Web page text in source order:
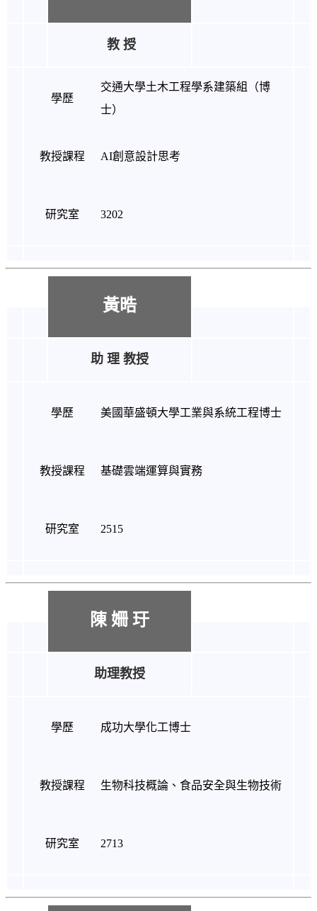
教 授
學歷
交通大學土木工程學系建築組（博
士）
教授課程 AI創意設計思考
研究室 3202
黃晧
助 理 教授
學歷 美國華盛頓大學工業與系統工程博士
教授課程 基礎雲端運算與實務
研究室 2515
陳 姍 玗
助理教授
學歷 成功大學化工博士
教授課程 生物科技概論、食品安全與生物技術
研究室 2713